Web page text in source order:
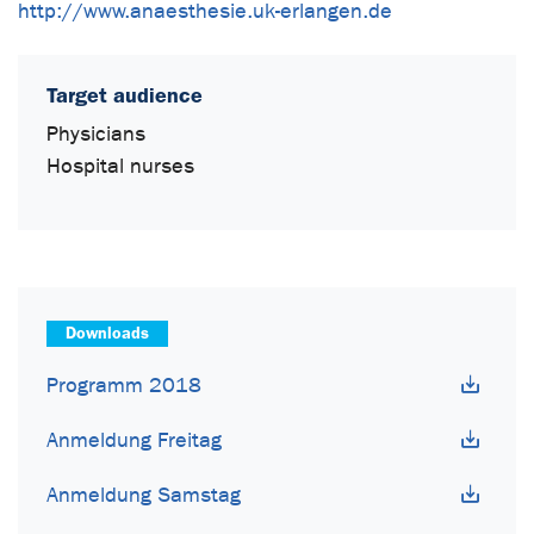
http://www.anaesthesie.uk-erlangen.de
Target audience
Physicians
Hospital nurses
Downloads
Programm 2018
Anmeldung Freitag
Anmeldung Samstag